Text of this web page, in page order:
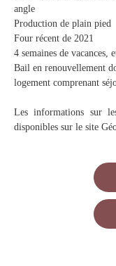
angle
Production de plain pied
Four récent de 2021
4 semaines de vacances,
Bail en renouvellement
logement comprenant
Les informations sur
disponibles sur le site